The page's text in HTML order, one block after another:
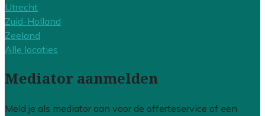
Utrecht
Zuid-Holland
Zeeland
Alle locaties
Mediator aanmelden
Meld je als mediator aan voor de offerteservice of een